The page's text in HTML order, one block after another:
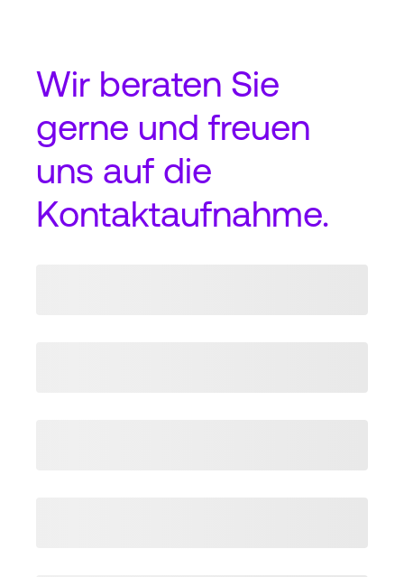
Wir beraten Sie
gerne und freuen
uns auf die
Kontaktaufnahme.